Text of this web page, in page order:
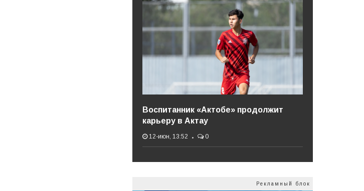
Воспитанник «Актобе» продолжит
карьеру в Актау
12-июн, 13:52 0
Рекламный блок